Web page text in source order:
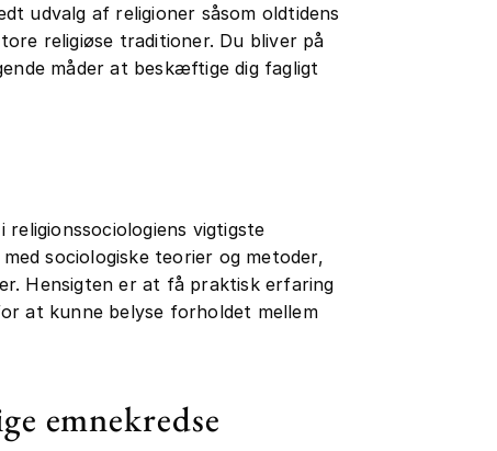
udvalg af religioner såsom oldtidens
religiøse traditioner. Du bliver på
måder at beskæftige dig fagligt
vigtigste
sociologiske teorier og metoder,
Hensigten er at få praktisk erfaring
at kunne belyse forholdet mellem
emnekredse